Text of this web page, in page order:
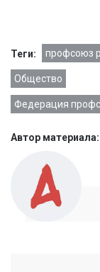
Теги: профсоюз
Общество
Федерация
Автор материала: